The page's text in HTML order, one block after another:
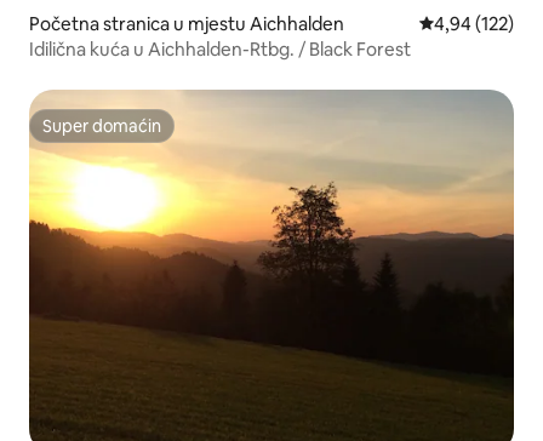
Početna stranica u mjestu Aichhalden prosječna
4,94 (122)
Idilična kuća u Aichhalden-Rtbg. / Black Forest
Super domaćin
Super domaćin